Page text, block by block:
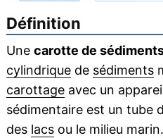
Définition
Une carotte de
cylindriquede sédiments
carottageavec un
sédimentaire est un tube
des lacsou le milieu